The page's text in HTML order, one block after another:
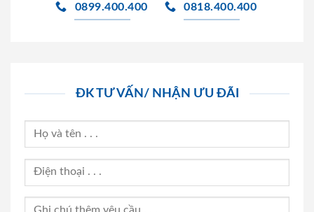
0899.400.400 0818.400.400
ĐK TƯ VẤN/ NHẬN ƯU ĐÃI